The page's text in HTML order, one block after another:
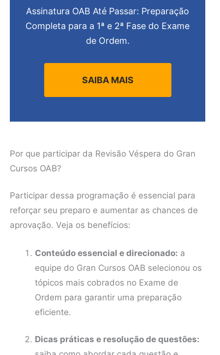
Assinatura OAB Até Passar: Preparação
Completa para a 1ª e 2ª Fase do Exame
de Ordem.
SAIBA MAIS
Por que participar da Revisão Véspera do Gran
Cursos OAB?
Participar dessa programação é essencial para
reforçar seu preparo e aumentar as chances de
aprovação. Veja os benefícios:
Conteúdo essencial e direcionado: a
equipe do Gran Cursos OAB selecionou os
tópicos mais cobrados no Exame de
Ordem para garantir uma preparação
eficiente.
Dicas práticas e resolução de questões: